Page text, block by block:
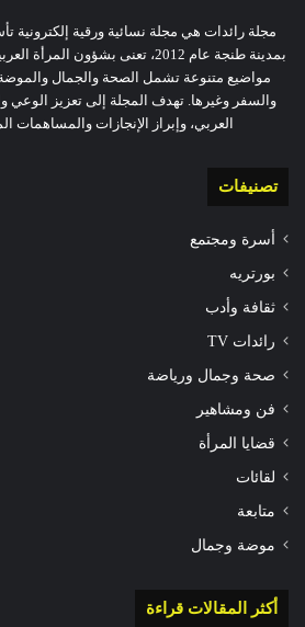
مجلة رائدات هي مجلة نسائية ورقية إلكترونية
بمدينة طنجة عام 2012، تعنى بشؤون
مواضيع متنوعة تشمل الصحة والجمال والموضة
والسفر وغيرها. تهدف المجلة إلى تعزيز الوعي
العربي، وإبراز الإنجازات والمساهمات
تصنيفات
أسرة ومجتمع
بورتريه
ثقافة وأدب
رائدات TV
صحة وجمال ورياضة
فن ومشاهير
قضايا المرأة
لقائات
متابعة
موضة وجمال
أكثر المقالات قراءة